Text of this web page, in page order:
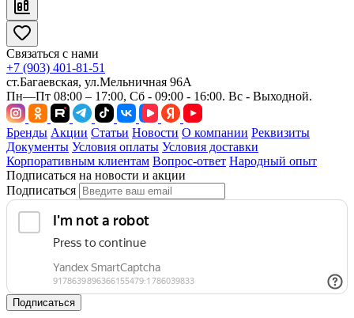
Связаться с нами
+7 (903) 401-81-51
ст.Багаевская, ул.Мельничная 96А
Пн—Пт 08:00 – 17:00, Сб - 09:00 - 16:00. Вс - Выходной.
Бренды Акции Статьи Новости О компании Реквизиты
Документы Условия оплаты Условия доставки
Корпоративным клиентам Вопрос-ответ Народный опыт
Подписаться на новости и акции
Подписаться
Подписаться